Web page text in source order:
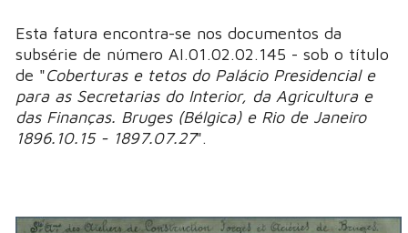
Esta fatura encontra-se nos documentos da
subsérie de número AI.01.02.02.145 - sob o título
de "Coberturas e tetos do Palácio Presidencial e
para as Secretarias do Interior, da Agricultura e
das Finanças. Bruges (Bélgica) e Rio de Janeiro
1896.10.15 - 1897.07.27".